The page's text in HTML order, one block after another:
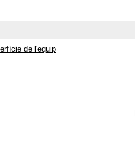
de l'equip